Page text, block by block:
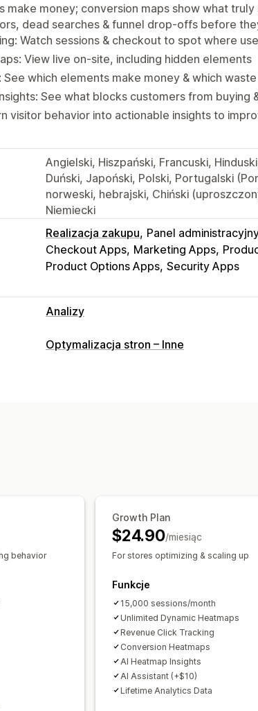
make money; conversion maps show what truly
dead searches & funnel drop-offs before
Watch sessions & checkout to spot where
View live on-site, including hidden elements
See which elements make money & which
See what blocks customers from buying
visitor behavior into actionable insights to
Angielski, Hiszpański, Francuski,
Duński, Japoński, Polski, Portugalski
norweski, hebrajski, Chiński
Niemiecki
Realizacja zakupu Panel
Checkout Apps Marketing Apps
Product Options Apps Security Apps
Analizy
Zachowanie klientów
Analizy profilu
Porzucony koszyk
Śledzenie za
Materiały wizualne i raporty
Raporty dotyczące wielu sklepów
Niestandardowe raporty Eksport danych
Planowanie raportów Powiadomienia
Optymalizacja stron – Inne
behavior
Growth Plan
$24.90/miesiąc
For stores optimizing & scaling up
Funkcje
15,000 sessions/month
Unlimited Dynamic Heatmaps
Revenue Click Tracking
Conversion Heatmaps
AI Heatmap Insights
AI Assistant (+$10)
Lifetime Analytics Data